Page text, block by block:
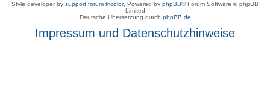
Style developer by support forum tricolor, Powered by phpBB® Forum Software © phpBB
Limited
Deutsche Übersetzung durch phpBB.de
Impressum und Datenschutzhinweise